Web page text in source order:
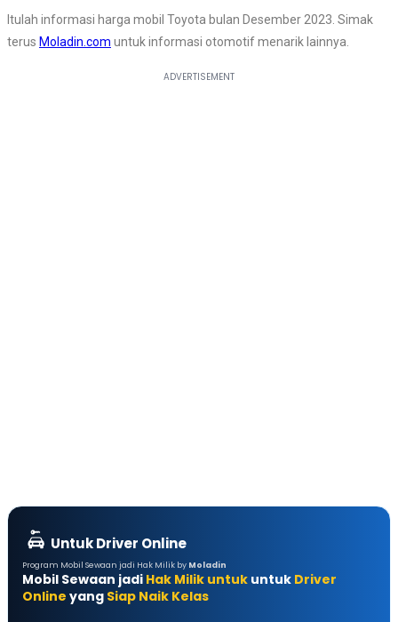
Itulah informasi harga mobil Toyota bulan Desember 2023. Simak
terus Moladin.com untuk informasi otomotif menarik lainnya.
Untuk Driver Online
Program Mobil Sewaan jadi Hak Milik by Moladin
Mobil Sewaan jadi Hak Milik untuk untuk Driver
Online yang Siap Naik Kelas